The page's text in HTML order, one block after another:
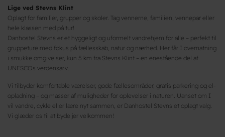
Lige ved Stevns Klint
Oplagt for familier, grupper og skoler. Tag vennerne, familien, vennepar eller
hele klassen med på tur!
Danhostel Stevns er et hyggeligt og uformelt vandrehjem for alle – perfekt til
gruppeture med fokus på fællesskab, natur og nærhed. Her får I overnatning
i smukke omgivelser, kun 5 km fra Stevns Klint – en enestående del af
UNESCOs verdensarv.
Vi tilbyder komfortable værelser, gode fællesområder, gratis parkering og el-
opladning – og masser af muligheder for oplevelser i naturen. Uanset om I
vil vandre, cykle eller lære nyt sammen, er Danhostel Stevns et oplagt valg.
Vi glæder os til at byde jer velkommen!